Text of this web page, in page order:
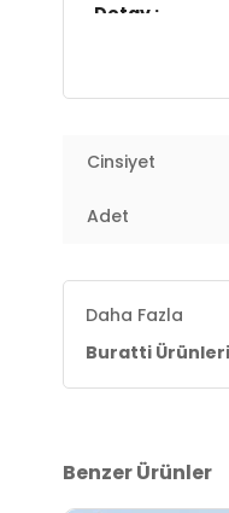
Detay :
Manken
Cinsiyet
Adet
Daha Fazla
Buratti Ürünleri
Benzer Ürünler